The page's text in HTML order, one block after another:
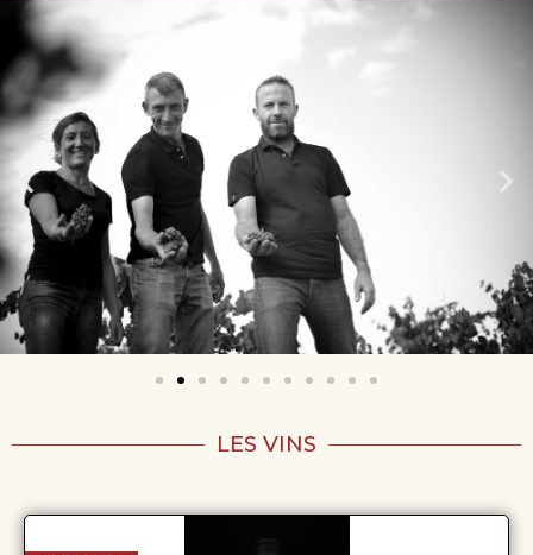
LES VINS